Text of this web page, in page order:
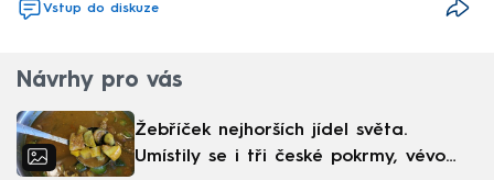
Vstup do diskuze
Návrhy pro vás
Žebříček nejhorších jídel světa.
Umístily se i tři české pokrmy, vévodí